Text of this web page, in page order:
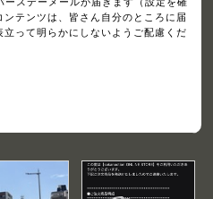
テンツは、皆さん自分のところに届
って明らかにしないようご配慮くだ